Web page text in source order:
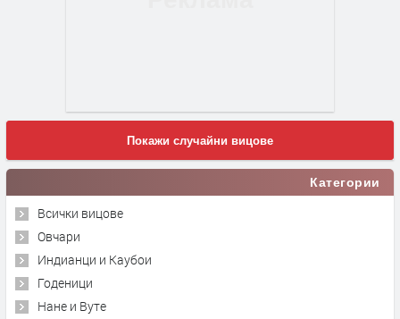
Покажи случайни вицове
Категории
Всички вицове
Овчари
Индианци и Каубои
Годеници
Нане и Вуте